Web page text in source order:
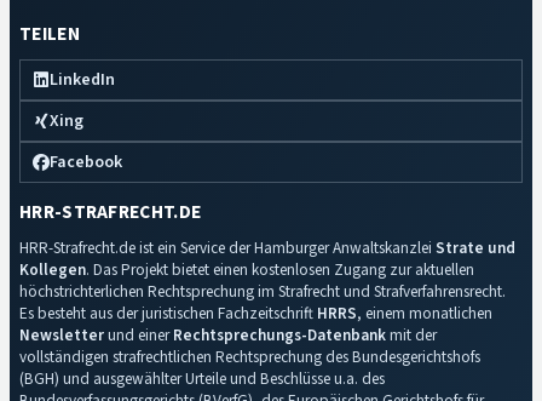
TEILEN
LinkedIn
Xing
Facebook
HRR-STRAFRECHT.DE
HRR-Strafrecht.de ist ein Service der Hamburger Anwaltskanzlei Strate und
Kollegen. Das Projekt bietet einen kostenlosen Zugang zur aktuellen
höchstrichterlichen Rechtsprechung im Strafrecht und Strafverfahrensrecht.
Es besteht aus der juristischen Fachzeitschrift HRRS, einem monatlichen
Newsletterund einerRechtsprechungs-Datenbankmit der
vollständigen strafrechtlichen Rechtsprechung des Bundesgerichtshofs
(BGH) und ausgewählter Urteile und Beschlüsse u.a. des